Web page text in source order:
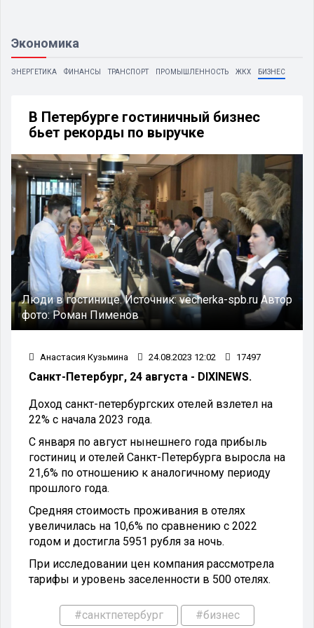
Экономика
ЭНЕРГЕТИКА ФИНАНСЫ ТРАНСПОРТ ПРОМЫШЛЕННОСТЬ ЖКХ БИЗНЕС
В Петербурге гостиничный бизнес
бьет рекорды по выручке
Люди в гостинице.Источник:vecherka-spb.ru Автор
фото:Роман Пименов
Анастасия Кузьмина 24.08.2023 12:02 17497
Санкт-Петербург, 24 августа - DIXINEWS.
Доход санкт-петербургских отелей взлетел на
22% с начала 2023 года.
С января по август нынешнего года прибыль
гостиниц и отелей Санкт-Петербурга выросла на
21,6% по отношению к аналогичному периоду
прошлого года.
Средняя стоимость проживания в отелях
увеличилась на 10,6% по сравнению с 2022
годом и достигла 5951 рубля за ночь.
При исследовании цен компания рассмотрела
тарифы и уровень заселенности в 500 отелях.
#санктпетербург #бизнес